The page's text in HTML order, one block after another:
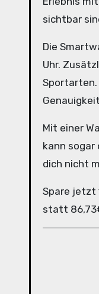
sichtbar
Die
Uhr.
Sportarten.
Mit einer
kann sogar
dich nicht
Spare jetzt
statt